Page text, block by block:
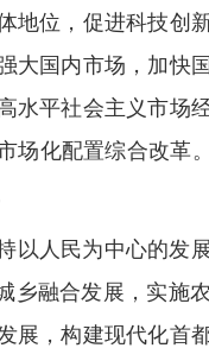
地位，促进科技创
大国内市场，加快
水平社会主义市场
场化配置综合改革
以人民为中心的发
乡融合发展，实施
展，构建现代化首